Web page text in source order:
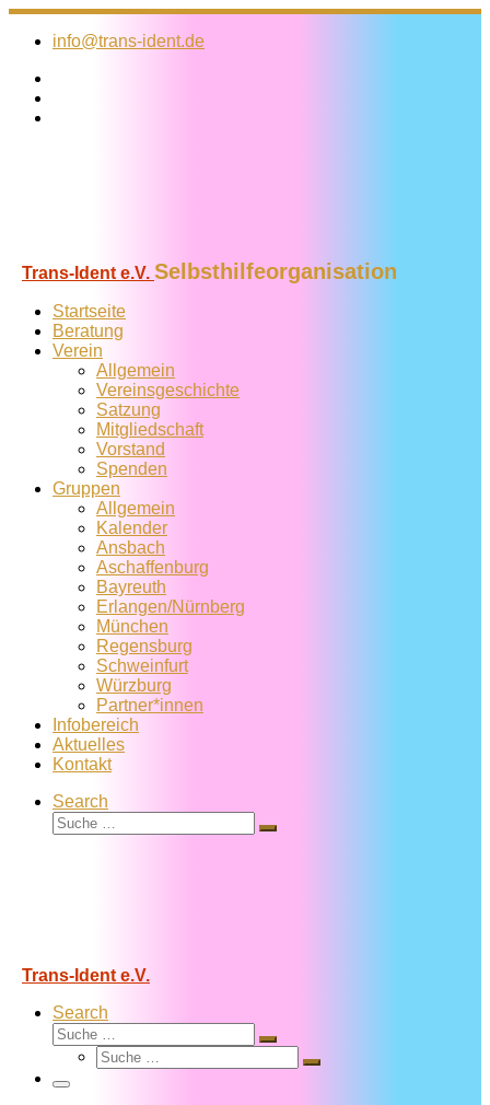
Zum
Inhalt
info@trans-ident.de
Trans-Ident e.V. Selbsthilfeorganisation
Startseite
Beratung
Verein
Allgemein
Vereins­geschichte
Satzung
Mitglied­schaft
Vorstand
Spenden
Gruppen
Allgemein
Kalender
Ansbach
Aschaffenburg
Bayreuth
Erlangen/Nürnberg
München
Regensburg
Schweinfurt
Würzburg
Partner*innen
Infobereich
Aktuelles
Kontakt
Search
Suche
Suche
Trans-Ident e.V.
Search
Suche
Suche
Suche
Suche
Menü